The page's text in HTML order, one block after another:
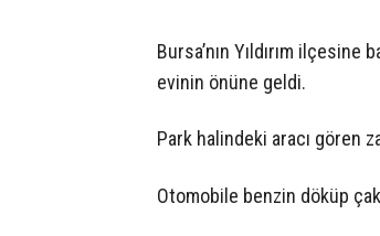
Bursa’nın Yıldırım
evinin önüne geldi.
Park halindeki aracı gören
Otomobile benzin döküp